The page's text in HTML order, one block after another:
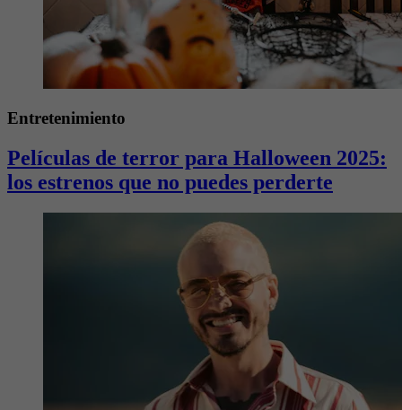
Entretenimiento
Películas de terror para Halloween 2025:
los estrenos que no puedes perderte